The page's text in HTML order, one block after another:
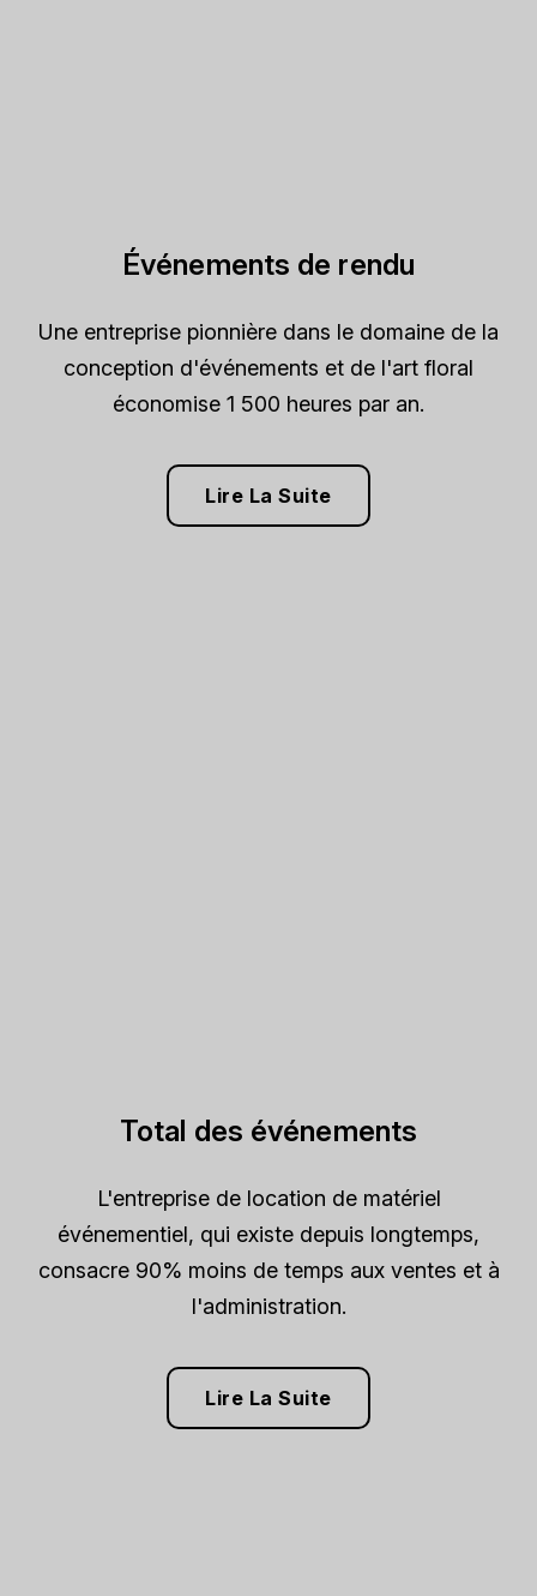
Événements de rendu
Une entreprise pionnière dans le domaine de la
conception d'événements et de l'art floral
économise 1 500 heures par an.
Lire La Suite
Total des événements
L'entreprise de location de matériel
événementiel, qui existe depuis longtemps,
consacre 90% moins de temps aux ventes et à
l'administration.
Lire La Suite